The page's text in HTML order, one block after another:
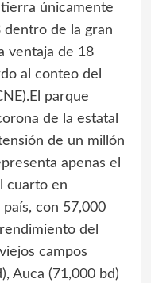
únicamente
de la gran
ventaja de 18
al conteo del
parque
de la estatal
de un millón
apenas el
cuarto en
con 57,000
del
campos
Auca (71,000 bd)